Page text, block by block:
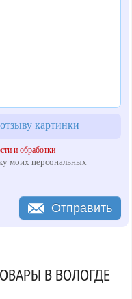
картинки
и обработки
моих персональных
Отправить
В ВОЛОГДЕ